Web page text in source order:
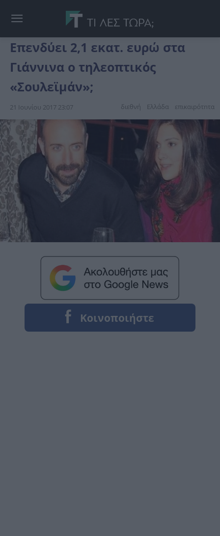
Επενδύει 2,1 εκατ. ευρώ στα
Γιάννινα ο τηλεοπτικός
«Σουλεϊμάν»;
21 Ιουνίου 2017 23:07 διεθνή Ελλάδα επικαιpότnτα